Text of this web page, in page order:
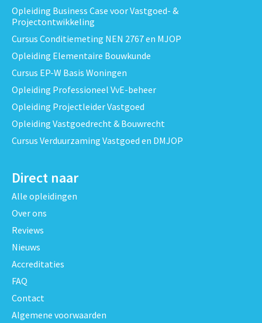
Opleiding Business Case voor Vastgoed- &
Projectontwikkeling
Cursus Conditiemeting NEN 2767 en MJOP
Opleiding Elementaire Bouwkunde
Cursus EP-W Basis Woningen
Opleiding Professioneel VvE-beheer
Opleiding Projectleider Vastgoed
Opleiding Vastgoedrecht & Bouwrecht
Cursus Verduurzaming Vastgoed en DMJOP
Direct naar
Alle opleidingen
Over ons
Reviews
Nieuws
Accreditaties
FAQ
Contact
Algemene voorwaarden